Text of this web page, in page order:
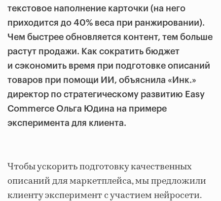
текстовое наполнение карточки (на него
приходится до 40% веса при ранжировании).
Чем быстрее обновляется контент, тем больше
растут продажи. Как сократить бюджет
и сэкономить время при подготовке описаний
товаров при помощи ИИ, объяснила «Инк.»
директор по стратегическому развитию Easy
Commerce Ольга Юдина на примере
эксперимента для клиента.
Чтобы ускорить подготовку качественных
описаний для маркетплейса, мы предложили
клиенту эксперимент с участием нейросети.